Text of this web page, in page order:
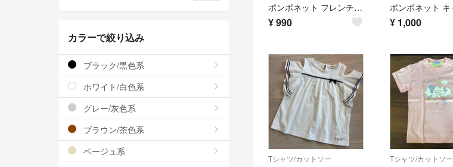
ポンポネット フレンチスリーブ Tシャツ
¥990 ¥ 1,000
Tシャツ/カットソー Tシャツ/カットソー
カラーで絞り込み
ブラック/黒色系
ホワイト/白色系
グレー/灰色系
ブラウン/茶色系
ベージュ系